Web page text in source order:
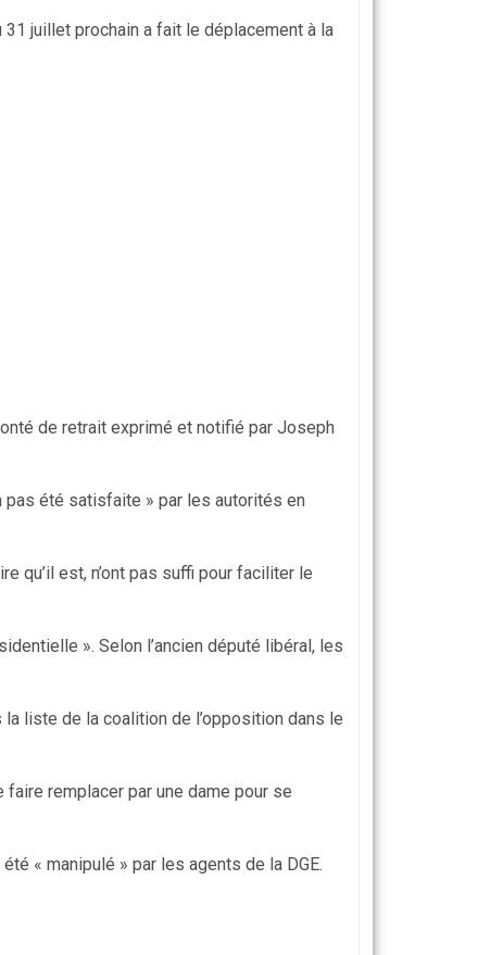
juillet prochain a fait le déplacement à la
de retrait exprimé et notifié par Joseph
pas été satisfaite » par les autorités en
qu’il est, n’ont pas suffi pour faciliter le
». Selon l’ancien député libéral, les
liste de la coalition de l’opposition dans le
remplacer par une dame pour se
« manipulé » par les agents de la DGE.